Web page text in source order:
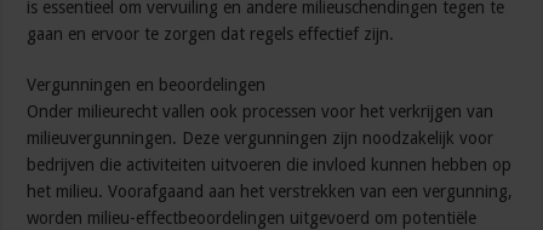
is essentieel om vervuiling en andere milieuschendingen tegen te
gaan en ervoor te zorgen dat regels effectief zijn.
Vergunningen en beoordelingen
Onder milieurecht vallen ook processen voor het verkrijgen van
milieuvergunningen. Deze vergunningen zijn noodzakelijk voor
bedrijven die activiteiten uitvoeren die invloed kunnen hebben op
het milieu. Voorafgaand aan het verstrekken van een vergunning,
worden milieu-effectbeoordelingen uitgevoerd om potentiële